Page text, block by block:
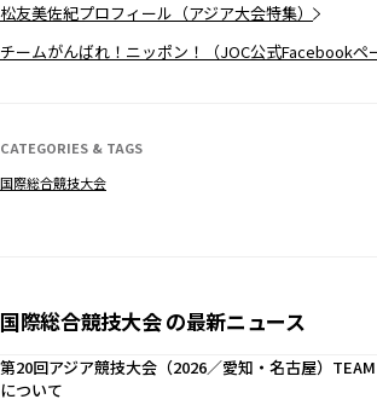
松友美佐紀プロフィール（アジア大会特集）
チームがんばれ！ニッポン！（JOC公式Facebookペ
CATEGORIES & TAGS
国際総合競技大会
国際総合競技大会 の最新ニュース
第20回アジア競技大会（2026／愛知・名古屋）
について